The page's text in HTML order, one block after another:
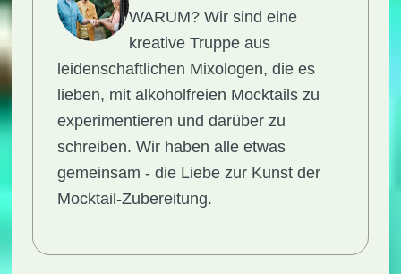
WARUM?Wir sind eine
kreative Truppe aus
leidenschaftlichen Mixologen, die es
lieben, mit alkoholfreien Mocktails zu
experimentieren und darüber zu
schreiben. Wir haben alle etwas
gemeinsam - die Liebe zur Kunst der
Mocktail-Zubereitung.